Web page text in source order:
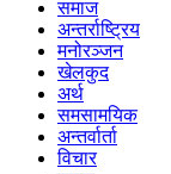
समाज
अन्तर्राष्ट्रिय
मनोरञ्जन
खेलकुद
अर्थ
समसामयिक
अन्तर्वार्ता
विचार